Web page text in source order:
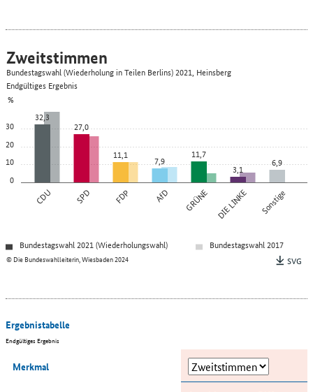
0
10
20
30
%
CDU SPD FDP AfD GRÜNE DIE LINKE Sonstige
32,3
27,0
11,1 7,9
11,7
3,1
6,9
© Die Bundeswahlleiterin, Wiesbaden 2024
Zweitstimmen
Bundestagswahl (Wiederholung in Teilen Berlins) 2021, Heinsberg
Endgültiges Ergebnis
Bundestagswahl 2021 (Wiederholungswahl)
Bundestagswahl 2017
SVG
Ergebnistabelle
Endgültiges Ergebnis
Merkmal